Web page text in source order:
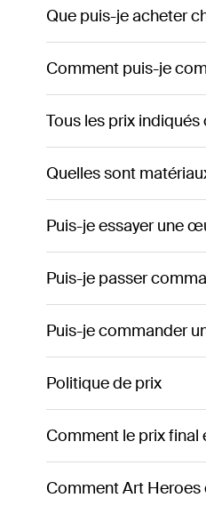
Que puis-je acheter
Comment puis-je
Tous les prix
Quelles sont
Puis-je essayer une
Puis-je passer
Puis-je commander
Politique de prix
Comment le prix final
Comment Art Heroes